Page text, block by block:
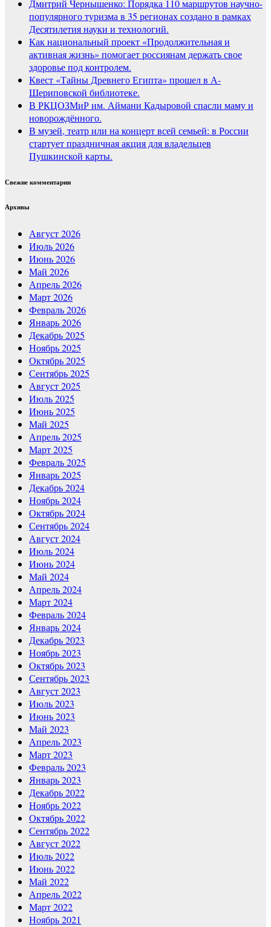
Дмитрий Чернышенко: Порядка 110 маршрутов научно-
популярного туризма в 35 регионах создано в рамках
Десятилетия науки и технологий.
Как национальный проект «Продолжительная и
активная жизнь» помогает россиянам держать свое
здоровье под контролем.
Квест «Тайны Древнего Египта» прошел в А-
Шериповской библиотеке.
В РКЦОЗМиР им. Аймани Кадыровой спасли маму и
новорождённого.
В музей, театр или на концерт всей семьей: в России
стартует праздничная акция для владельцев
Пушкинской карты.
Свежие комментарии
Архивы
Август 2026
Июль 2026
Июнь 2026
Май 2026
Апрель 2026
Март 2026
Февраль 2026
Январь 2026
Декабрь 2025
Ноябрь 2025
Октябрь 2025
Сентябрь 2025
Август 2025
Июль 2025
Июнь 2025
Май 2025
Апрель 2025
Март 2025
Февраль 2025
Январь 2025
Декабрь 2024
Ноябрь 2024
Октябрь 2024
Сентябрь 2024
Август 2024
Июль 2024
Июнь 2024
Май 2024
Апрель 2024
Март 2024
Февраль 2024
Январь 2024
Декабрь 2023
Ноябрь 2023
Октябрь 2023
Сентябрь 2023
Август 2023
Июль 2023
Июнь 2023
Май 2023
Апрель 2023
Март 2023
Февраль 2023
Январь 2023
Декабрь 2022
Ноябрь 2022
Октябрь 2022
Сентябрь 2022
Август 2022
Июль 2022
Июнь 2022
Май 2022
Апрель 2022
Март 2022
Ноябрь 2021